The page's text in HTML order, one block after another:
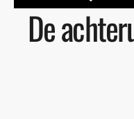
De